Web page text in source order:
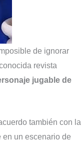
de ignorar
revista
jugable de
también con la
un escenario de